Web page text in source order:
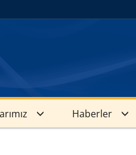
Haberler